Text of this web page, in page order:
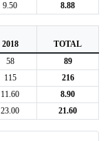
9.50 8.88
2018
TOTAL
58
89
115
216
11.60
8.90
23.00 21.60